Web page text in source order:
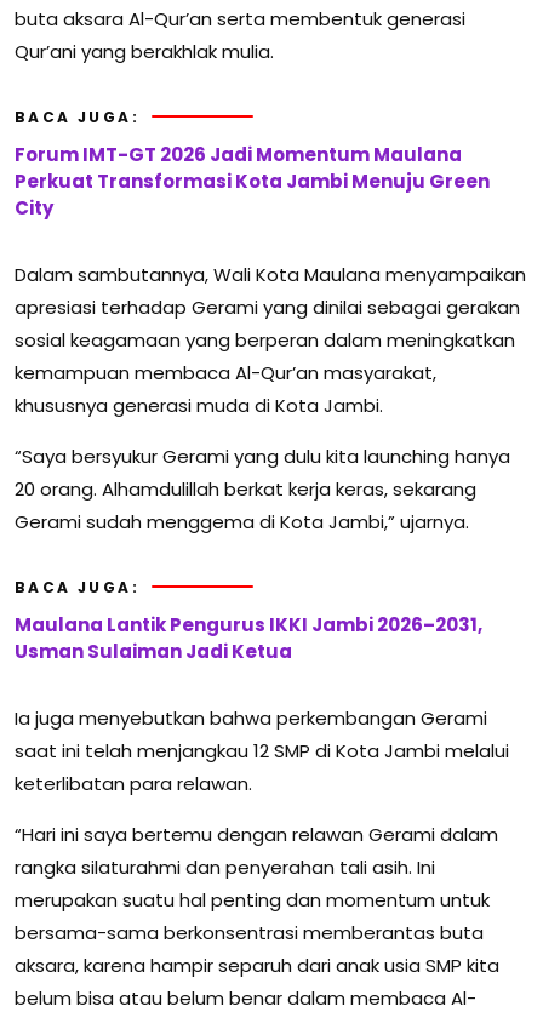
buta aksara Al-Qur’an serta membentuk generasi
Qur’ani yang berakhlak mulia.
BACA JUGA:
Forum IMT-GT 2026 Jadi Momentum Maulana
Perkuat Transformasi Kota Jambi Menuju Green
City
Dalam sambutannya, Wali Kota Maulana menyampaikan
apresiasi terhadap Gerami yang dinilai sebagai gerakan
sosial keagamaan yang berperan dalam meningkatkan
kemampuan membaca Al-Qur’an masyarakat,
khususnya generasi muda di Kota Jambi.
“Saya bersyukur Gerami yang dulu kita launching hanya
20 orang. Alhamdulillah berkat kerja keras, sekarang
Gerami sudah menggema di Kota Jambi,” ujarnya.
BACA JUGA:
Maulana Lantik Pengurus IKKI Jambi 2026–2031,
Usman Sulaiman Jadi Ketua
Ia juga menyebutkan bahwa perkembangan Gerami
saat ini telah menjangkau 12 SMP di Kota Jambi melalui
keterlibatan para relawan.
“Hari ini saya bertemu dengan relawan Gerami dalam
rangka silaturahmi dan penyerahan tali asih. Ini
merupakan suatu hal penting dan momentum untuk
bersama-sama berkonsentrasi memberantas buta
aksara, karena hampir separuh dari anak usia SMP kita
belum bisa atau belum benar dalam membaca Al-